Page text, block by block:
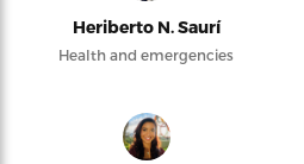
Heriberto N. Saurí
Health and emergencies